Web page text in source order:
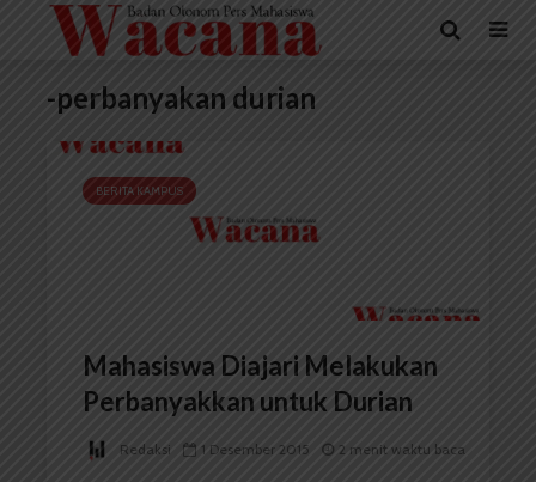
-perbanyakan durian
BERITA KAMPUS
Mahasiswa Diajari Melakukan
Perbanyakkan untuk Durian
Redaksi 1 Desember 2015 2 menit waktu baca